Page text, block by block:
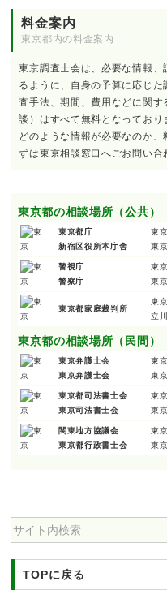
料金案内
東京都内の料金案内
東京調査士会は、必要な情報
るように、自身の予算に応じ
査手法、期間、費用などに関
談）はすべて無料となっており
どのような情報が必要なのか
ずは東京相談窓口へごお問い合
東京都の相談場所（公共）
東京都庁
新宿区役所本庁舎
東
東
警視庁
警察庁
東
東
東京都家庭裁判所
東
立
東京都の相談場所（民間）
東京弁護士会
東京弁護士会
東
東
東京都司法書士会
東京司法書士会
東
東
関東地方協議会
東京都行政書士会
東
東
TOPに戻る